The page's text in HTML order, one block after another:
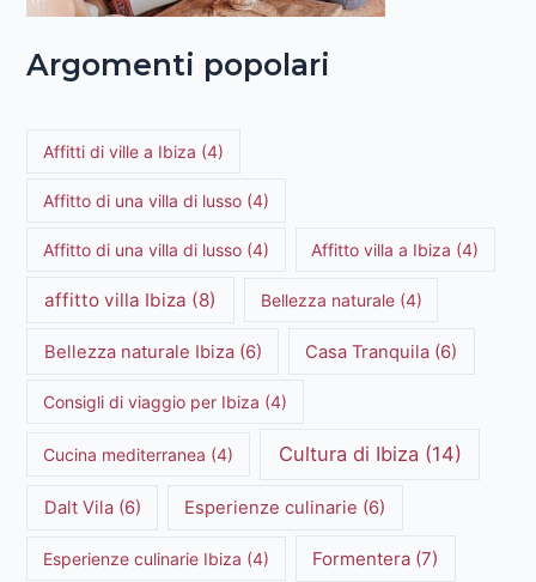
Argomenti popolari
Affitti di ville a Ibiza (4)
Affitto di una villa di lusso (4)
Affitto di una villa di lusso (4) Affitto villa a Ibiza (4)
affitto villa Ibiza (8) Bellezza naturale(4)
Bellezza naturale Ibiza(6) Casa Tranquila (6)
Consigli di viaggio per Ibiza (4)
Cucina mediterranea (4) Cultura di Ibiza (14)
Dalt Vila(6) Esperienze culinarie (6)
Esperienze culinarie Ibiza (4) Formentera (7)